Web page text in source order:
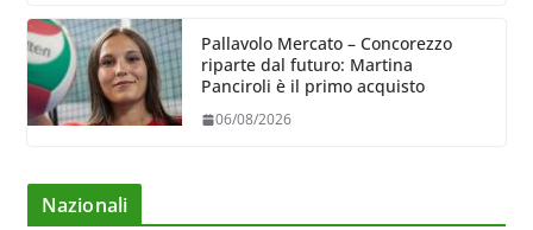
Pallavolo Mercato – Concorezzo
riparte dal futuro: Martina
Panciroli è il primo acquisto
06/08/2026
Nazionali